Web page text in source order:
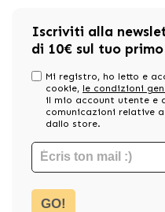
Iscriviti alla
di 10€ sul tuo
Mi registro, ho letto e
cookie, le condizioni
il mio account utente e
comunicazioni relative
dallo store.
GO!